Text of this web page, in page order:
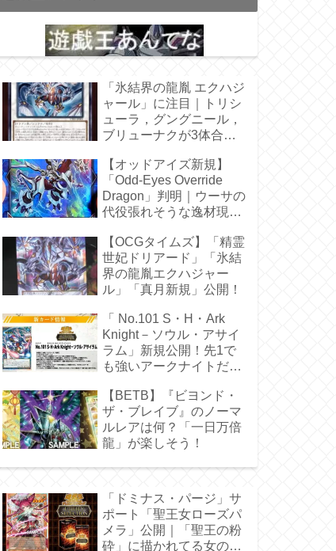
「氷結界の龍胤 エクハジ
ャール」に注目｜トリシ
ューラ，グングニール，
ブリューナクが3体合
【オッドアイズ新規】
「Odd-Eyes Override
Dragon」判明｜ウーサの
代役張れそうな逸材現
【OCGタイムズ】「精霊
世妃ドリアード」「氷結
界の龍胤エクハジャー
ル」「真月新規」公開！
「 No.101 S・H・Ark
Knight－ソウル・アサイ
ラム」新規公開！先1で
も強いアークナイトだ
【BETB】『ビヨンド・
ザ・ブレイブ』のノーマ
ルレアは何？「一日万倍
龍」が楽しそう！
「ドミナス・パージ」サ
ポート「聖王女ローズパ
メラ」公開｜「聖王の粉
砕」に描かれてる女の子